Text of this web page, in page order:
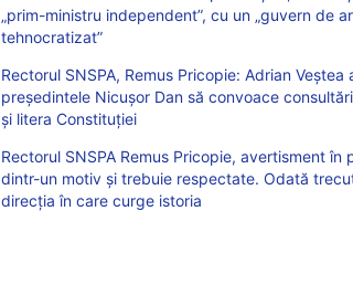
„prim-ministru independent”, cu un „guvern de
tehnocratizat”
Rectorul SNSPA, Remus Pricopie: Adrian
președintele Nicușor Dan să convoace
și litera Constituției
Rectorul SNSPA Remus Pricopie, avertisment
dintr-un motiv și trebuie respectate. Odată
direcția în care curge istoria